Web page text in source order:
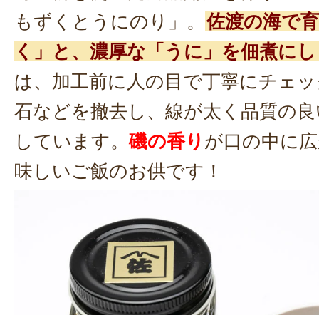
もずくとうにのり」。 佐渡の海で
く」と、濃厚な「うに」を佃煮に
は、加工前に人の目で丁寧にチェ
石などを撤去し、線が太く品質の
しています。磯の香り が口の中に
味しいご飯のお供です！